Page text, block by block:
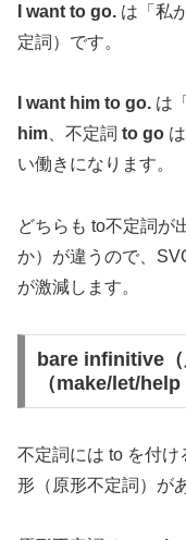
I want to go. は「私
定詞）です。
I want him to go. は
him 、不定詞 to go
い働きになります。
どちらも to不定詞が
か）が違うので、
が激減します。
bare infinitive（
（make/let/help
不定詞には to を付
形（原形不定詞）が